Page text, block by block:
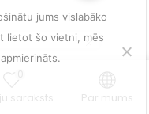
saraksts Par mums
jums vislabāko
lietot šo vietni, mēs